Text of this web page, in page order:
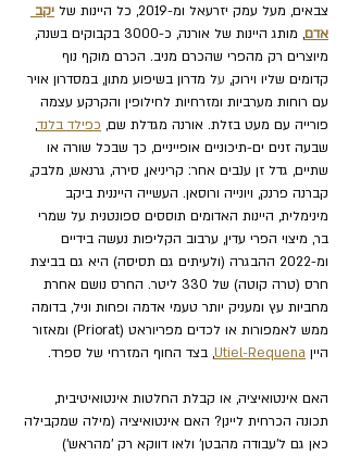
צבאים, מעל עמק יזרעאל ומ-2019, כל היינות של
יקב
אדם
, מותג היינות של אורנה, כ-3000 בקבוקים בשנה,
מיוצרים רק מהפרי שהכרם מניב. הכרם מוקף נוף
קדומים שליו וירוק, על מדרון בשיפוע מתון, במסדרון אויר
עם רוחות מערביות ומזרחיות לחילופין והקרקע עצמה
פורייה עם מעט בזלת. אורנה מגדלת שם, כפילד בלנד,
שבעה זנים ים-תיכוניים אופייניים, כך שבכל שורה או
שתיים, גדל זן ענבים אחר: קריניאן, סירה, גרנאש, מלבק,
קברנה פרנק, ויונייה ורוסאן. העשייה הייננית ביקב
מינימלית, היינות האדומים תוססים ספונטנית על שמרי
בר, מיצוי הפרי עדין, ערבוב הקליפות נעשה בידיים
ומ-2022 ההבגרה (ולעיתים גם תסיסה) היא גם בביצת
חרס (טרה קוטה) של 330 ליטר. החרס נושם אחרת
מחביות עץ ומעניק יותר טעמי אדמה ופחות וניל, בדומה
ממש לאמפורות או לכדים מפריוראט (Priorat) ומאזור
היין Utiel-Requena, בצד החוף המזרחי של ספרד.
האם אינטואיציה, או קבלת החלטות אינטואיטיבית,
תכונה הכרחית ליינן? האם אינטואיציה (מילה שמקבילה
כאן גם ל'עבודה מהבטן' ולאו דווקא רק 'מהראש')